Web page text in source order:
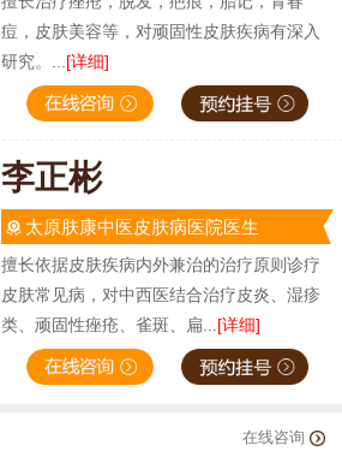
痘，皮肤美容等，对顽固性皮肤疾病有深入
研究。... [详细]
李正彬
太原肤康中医皮肤病医院医生
擅长依据皮肤疾病内外兼治的治疗原则诊疗
皮肤常见病，对中西医结合治疗皮炎、湿疹
类、顽固性痤疮、雀斑、扁...[详细]
在线咨询